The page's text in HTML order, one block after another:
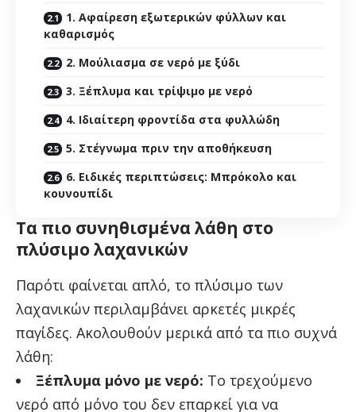
1. Αφαίρεση εξωτερικών φύλλων και
καθαρισμός
2. Μούλιασμα σε νερό με ξύδι
3. Ξέπλυμα και τρίψιμο με νερό
4. Ιδιαίτερη φροντίδα στα φυλλώδη
5. Στέγνωμα πριν την αποθήκευση
6. Ειδικές περιπτώσεις: Μπρόκολο και
κουνουπίδι
Τα πιο συνηθισμένα λάθη στο
πλύσιμο λαχανικών
Παρότι φαίνεται απλό, το πλύσιμο των
λαχανικών περιλαμβάνει αρκετές μικρές
παγίδες. Ακολουθούν μερικά από τα πιο συχνά
λάθη:
Ξέπλυμα μόνο με νερό: Το τρεχούμενο
νερό από μόνο του δεν επαρκεί για να